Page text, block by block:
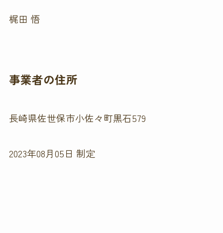
梶田 悟
事業者の住所
長崎県佐世保市小佐々町黒石579
2023年08月05日 制定